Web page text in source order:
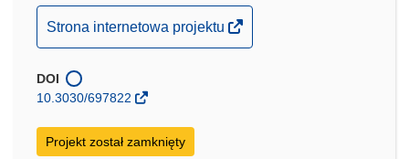
(odnośnik
otworzy
w
oknie)
Strona internetowa projektu
DOI
10.3030/697822
Projekt został zamknięty